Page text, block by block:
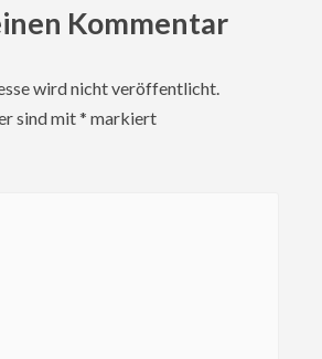
Kommentar
wird nicht veröffentlicht.
sind mit* markiert